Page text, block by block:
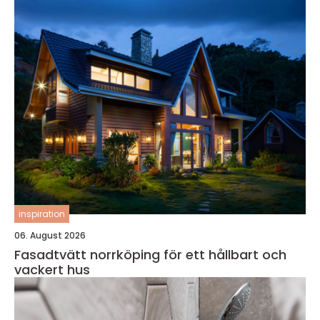
inspiration
06. August 2026
Fasadtvätt norrköping för ett hållbart och
vackert hus